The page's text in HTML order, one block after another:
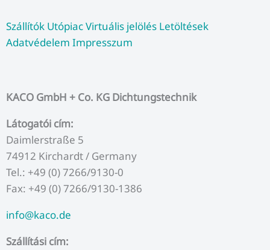
o
o
e
r
b
e
g d
Szállítók UtópiacVirtuális jelölés Letöltések
Adatvédelem Impresszum
KACO GmbH + Co. KG Dichtungstechnik
Látogatói cím:
Daimlerstraße 5
74912 Kirchardt / Germany
Tel.: +49 (0) 7266/9130-0
Fax: +49 (0) 7266/9130-1386
info@kaco.de
Szállítási cím: